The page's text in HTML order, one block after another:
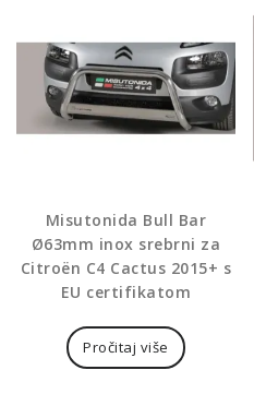
Misutonida Bull Bar
Ø63mm inox srebrni za
Citroën C4 Cactus 2015+ s
EU certifikatom
Pročitaj više